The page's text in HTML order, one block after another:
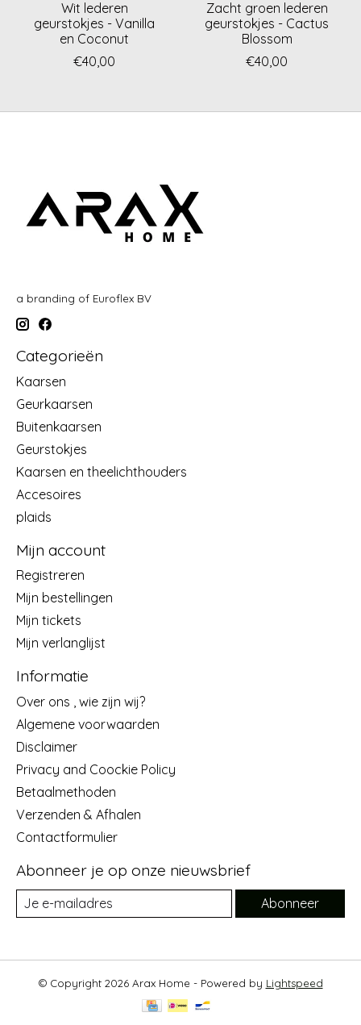
Wit lederen
geurstokjes - Vanilla
en Coconut
€40,00
Zacht groen lederen
geurstokjes - Cactus
Blossom
€40,00
a branding of Euroflex BV
Categorieën
Kaarsen
Geurkaarsen
Buitenkaarsen
Geurstokjes
Kaarsen en theelichthouders
Accesoires
plaids
Mijn account
Registreren
Mijn bestellingen
Mijn tickets
Mijn verlanglijst
Informatie
Over ons , wie zijn wij?
Algemene voorwaarden
Disclaimer
Privacy and Coockie Policy
Betaalmethoden
Verzenden & Afhalen
Contactformulier
Abonneer je op onze nieuwsbrief
Abonneer
© Copyright 2026 Arax Home - Powered by Lightspeed